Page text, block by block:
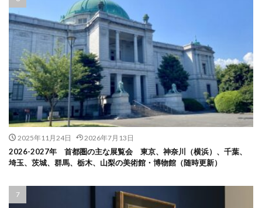
2025年11月24日 2026年7月13日
2026-2027年 首都圏の主な展覧会 東京、神奈川（横浜）、千葉、
埼玉、茨城、群馬、栃木、山梨の美術館・博物館（随時更新）